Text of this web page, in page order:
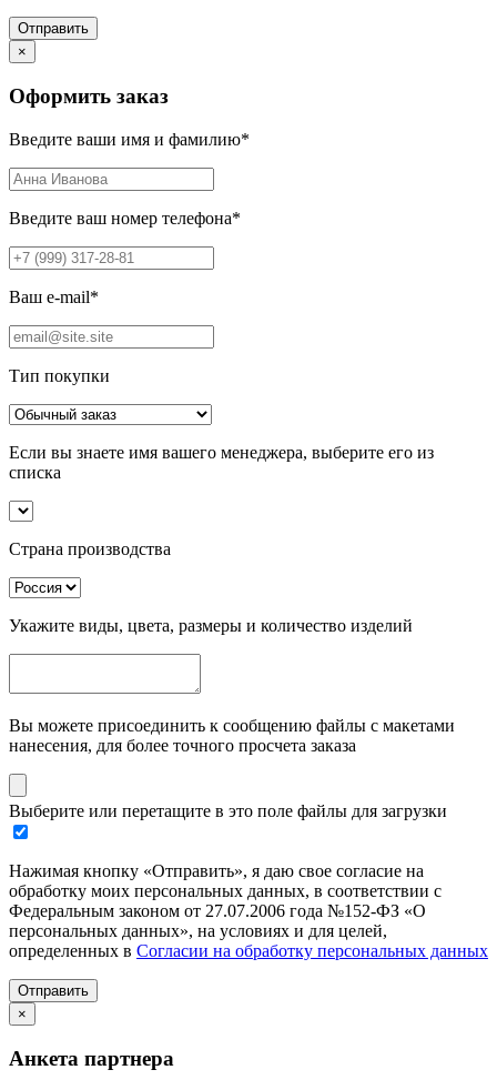
Отправить
×
Оформить заказ
Введите ваши имя и фамилию*
Введите ваш номер телефона*
Ваш e-mail*
Тип покупки
Если вы знаете имя вашего менеджера, выберите его из
списка
Страна производства
Укажите виды, цвета, размеры и количество изделий
Вы можете присоединить к сообщению файлы с макетами
нанесения, для более точного просчета заказа
Выберите или перетащите в это поле файлы для загрузки
Нажимая кнопку «Отправить», я даю свое согласие на
обработку моих персональных данных, в соответствии с
Федеральным законом от 27.07.2006 года №152-ФЗ «О
персональных данных», на условиях и для целей,
определенных в Согласии на обработку персональных данных
Отправить
×
Анкета партнера